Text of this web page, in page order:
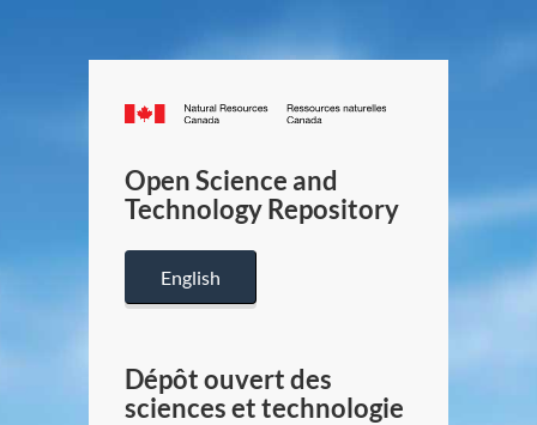
Canada.ca
/
Canada
Open Science and
Technology Repository
English
Dépôt ouvert des
sciences et technologie